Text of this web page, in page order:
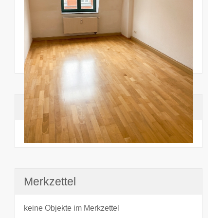
Suchhistorie
noch nichts angesehen
Merkzettel
keine Objekte im Merkzettel